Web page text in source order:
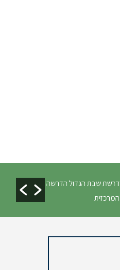
דרשת שבת הגדול הדרשה
המרכזית